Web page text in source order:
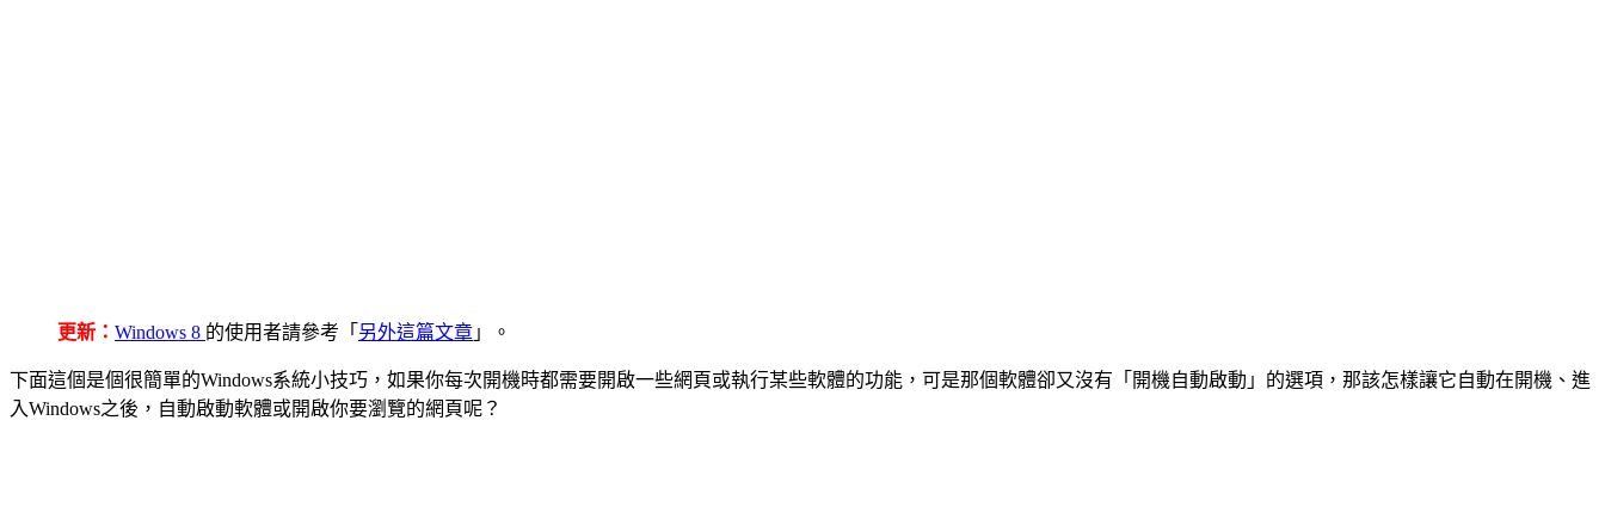
更新： Windows 8 的使用者請參考「 另外這篇文章 」。
下面這個是個很簡單的Windows系統小技巧，如果你每次開機時都需要開啟一些網頁或執行某些軟體的功能，可是那個軟體卻又沒有「開機自動啟動」的選項，那該怎樣讓它自動在開機、進
入Windows之後，自動啟動軟體或開啟你要瀏覽的網頁呢？